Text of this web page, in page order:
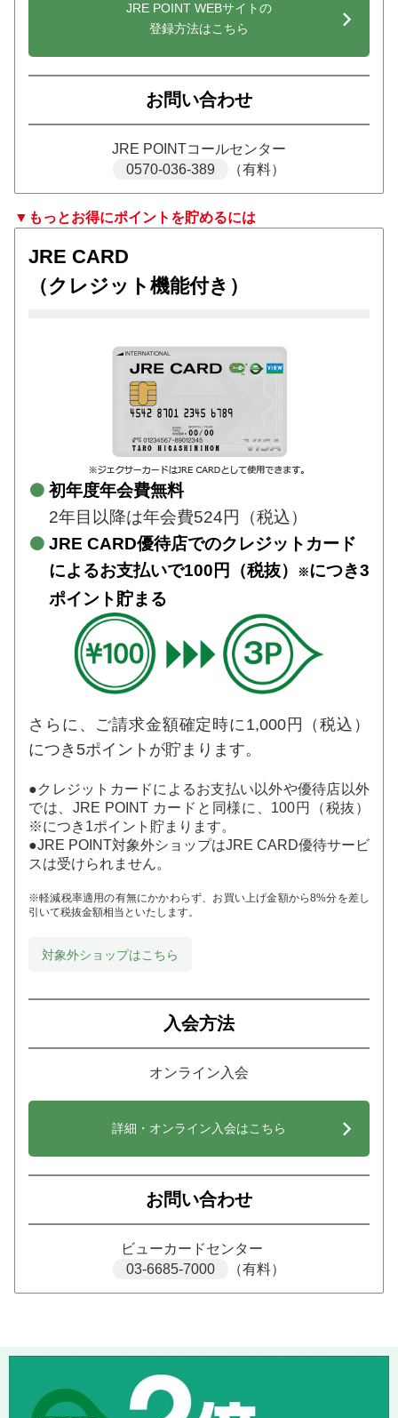
JRE POINT WEBサイトの
登録方法はこちら
お問い合わせ
JRE POINTコールセンター
0570-036-389
（有料）
▼もっとお得にポイントを貯めるには
JRE CARD
（クレジット機能付き）
初年度年会費無料
2年目以降は年会費524円（税込）
JRE CARD優待店でのクレジットカード
によるお支払いで100円（税抜） ※につき3
ポイント貯まる
さらに、ご請求金額確定時に1,000円（税込）
につき5ポイントが貯まります。
●クレジットカードによるお支払い以外や優待店以外
では、JRE POINT カードと同様に、100円（税抜）
※につき1ポイント貯まります。
●JRE POINT対象外ショップはJRE CARD優待サービ
スは受けられません。
※軽減税率適用の有無にかかわらず、お買い上げ金額から8%分を差し
引いて税抜金額相当といたします。
対象外ショップはこちら
入会方法
オンライン入会
詳細・オンライン入会はこちら
お問い合わせ
ビューカードセンター
03-6685-7000
（有料）